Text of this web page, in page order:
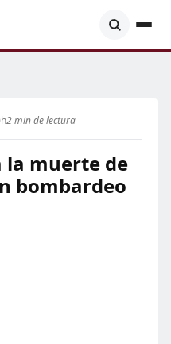
2 min de lectura
la muerte de
bombardeo